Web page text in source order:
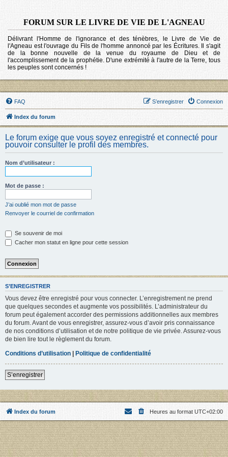
FORUM SUR LE LIVRE DE VIE DE L'AGNEAU
Délivrant l'Homme de l'ignorance et des ténèbres, le Livre de Vie de
l'Agneau est l'ouvrage du Fils de l'homme annoncé par les Écritures. Il s'agit
de la bonne nouvelle de la venue du royaume de Dieu et de
l'accomplissement de la prophétie. D'une extrémité à l'autre de la Terre, tous
les peuples sont concernés !
FAQ Connexion
S’enregistrer
Index du forum
Le forum exige que vous soyez enregistré et connecté pour
pouvoir consulter le profil des membres.
Nom d’utilisateur :
Mot de passe :
J’ai oublié mon mot de passe
Renvoyer le courriel de confirmation
Se souvenir de moi
Cacher mon statut en ligne pour cette session
S’ENREGISTRER
Vous devez être enregistré pour vous connecter. L’enregistrement ne prend
que quelques secondes et augmente vos possibilités. L’administrateur du
forum peut également accorder des permissions additionnelles aux membres
du forum. Avant de vous enregistrer, assurez-vous d’avoir pris connaissance
de nos conditions d’utilisation et de notre politique de vie privée. Assurez-vous
de bien lire tout le règlement du forum.
Conditions d’utilisation | Politique de confidentialité
S’enregistrer
Index du forum Heures au format UTC+02:00